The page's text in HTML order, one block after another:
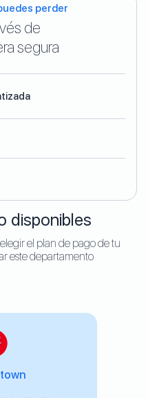
perder
de
segura
disponibles
el plan de pago de tu
este departamento